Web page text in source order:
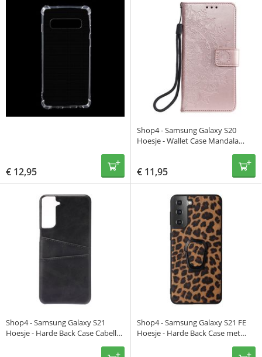
€ 12,95
Shop4 - Samsung Galaxy S20
Hoesje - Wallet Case Mandala
€ 11,95
Shop4 - Samsung Galaxy S21
Hoesje - Harde Back Case Cabello
Shop4 - Samsung Galaxy S21 FE
Hoesje - Harde Back Case met